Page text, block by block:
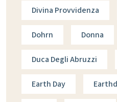
Divina Provvidenza
Dohrn Donna
Duca Degli Abruzzi
Earth Day